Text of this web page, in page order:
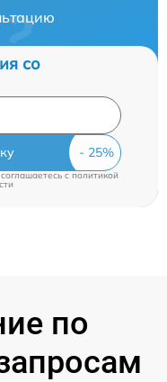
со
cполитикой
по